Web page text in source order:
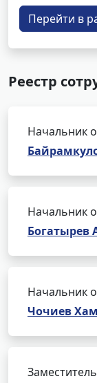
Перейти в
Реестр
Начальник
Начальник
Начальник
Чочиев